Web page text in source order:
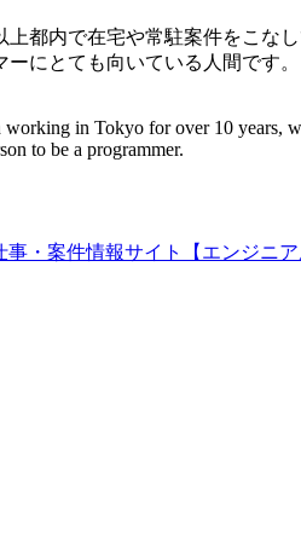
都内で在宅や常駐案件をこなし
にとても向いている人間です。
in Tokyo for over 10 years,
to be a programmer.
・案件情報サイト【エンジニア